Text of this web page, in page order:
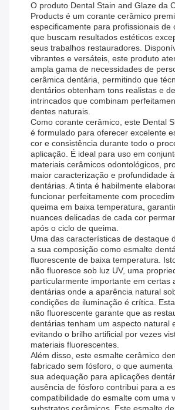
O produto Dental Stain and Glaze da
Products é um corante cerâmico
especificamente para profissionais de
que buscam resultados estéticos
seus trabalhos restauradores.
vibrantes e versáteis, este produto
ampla gama de necessidades de
cerâmica dentária, permitindo que
dentários obtenham tons realistas e
intrincados que combinam
dentes naturais.
Como corante cerâmico, este Dental
é formulado para oferecer excelente
cor e consistência durante todo o
aplicação. É ideal para uso em
materiais cerâmicos odontológicos,
maior caracterização e profundidade
dentárias. A tinta é habilmente
funcionar perfeitamente com
queima em baixa temperatura,
nuances delicadas de cada cor
após o ciclo de queima.
Uma das características de destaque
a sua composição como esmalte
fluorescente de baixa temperatura.
não fluoresce sob luz UV, uma
particularmente importante em certas
dentárias onde a aparência natural
condições de iluminação é crítica.
não fluorescente garante que as
dentárias tenham um aspecto natural
evitando o brilho artificial por vezes
materiais fluorescentes.
Além disso, este esmalte cerâmico
fabricado sem fósforo, o que aumenta
sua adequação para aplicações
ausência de fósforo contribui para a
compatibilidade do esmalte com uma